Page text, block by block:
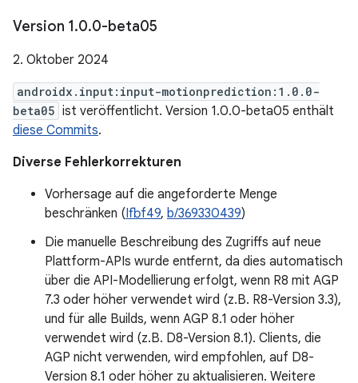
Version 1.0.0-beta05
2. Oktober 2024
androidx.input:input-motionprediction:1.0.0-
beta05 ist veröffentlicht. Version 1.0.0-beta05 enthält
diese Commits.
Diverse Fehlerkorrekturen
Vorhersage auf die angeforderte Menge
beschränken (Ifbf49, b/369330439)
Die manuelle Beschreibung des Zugriffs auf neue
Plattform-APIs wurde entfernt, da dies automatisch
über die API-Modellierung erfolgt, wenn R8 mit AGP
7.3 oder höher verwendet wird (z.B. R8-Version 3.3),
und für alle Builds, wenn AGP 8.1 oder höher
verwendet wird (z.B. D8-Version 8.1). Clients, die
AGP nicht verwenden, wird empfohlen, auf D8-
Version 8.1 oder höher zu aktualisieren. Weitere